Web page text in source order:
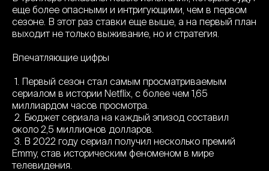
еще более опасными и интригующими, чем в первом
сезоне. В этот раз ставки еще выше, а на первый план
выходит не только выживание, но и стратегия.
Впечатляющие цифры
1. Первый сезон стал самым просматриваемым
сериалом в истории Netflix, с более чем 1,65
миллиардом часов просмотра.
2. Бюджет сериала на каждый эпизод составил
около 2,5 миллионов долларов.
3. В 2022 году сериал получил несколько премий
Emmy, став историческим феноменом в мире
телевидения.